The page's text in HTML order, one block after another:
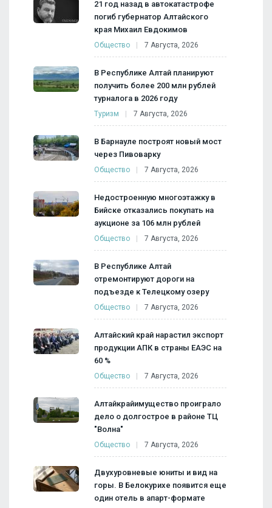
21 год назад в автокатастрофе
погиб губернатор Алтайского
края Михаил Евдокимов
Общество 7 Августа, 2026
В Республике Алтай планируют
получить более 200 млн рублей
турналога в 2026 году
Туризм 7 Августа, 2026
В Барнауле построят новый мост
через Пивоварку
Общество 7 Августа, 2026
Недостроенную многоэтажку в
Бийске отказались покупать на
аукционе за 106 млн рублей
Общество 7 Августа, 2026
В Республике Алтай
отремонтируют дороги на
подъезде к Телецкому озеру
Общество 7 Августа, 2026
Алтайский край нарастил экспорт
продукции АПК в страны ЕАЭС на
60 %
Общество 7 Августа, 2026
Алтайкрайимущество проиграло
дело о долгострое в районе ТЦ
"Волна"
Общество 7 Августа, 2026
Двухуровневые юниты и вид на
горы. В Белокурихе появится еще
один отель в апарт-формате